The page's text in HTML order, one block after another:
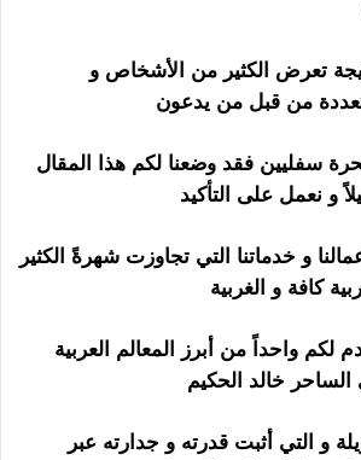
تعرض الكثير من الأشخاص و
من قبل من يدعون
سفليين فقد وضعنا لكم هذا المقال
و نعمل على التأكيد
و خدماتنا التي تجاوزت شهرةً الكثير
كافة و الغربية
لكم واحداً من أبرز المعالم العربية
الساحر خالد الحكيم
و التي أثبت قدرته و جدارته عبر